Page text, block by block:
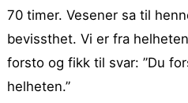
70 timer. Vesener sa til
bevissthet. Vi er fra
forsto og fikk til svar: ”Du
helheten.”